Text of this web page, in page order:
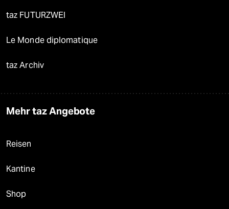
taz FUTURZWEI
Le Monde diplomatique
taz Archiv
Mehr taz Angebote
Reisen
Kantine
Shop